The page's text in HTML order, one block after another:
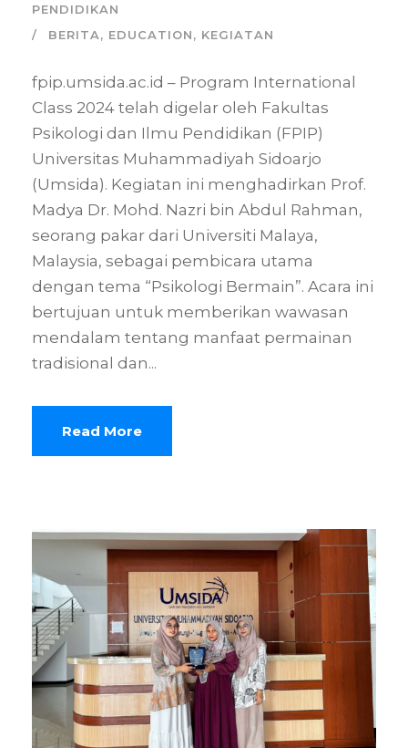
PENDIDIKAN
BERITA, EDUCATION, KEGIATAN
fpip.umsida.ac.id – Program International
Class 2024 telah digelar oleh Fakultas
Psikologi dan Ilmu Pendidikan (FPIP)
Universitas Muhammadiyah Sidoarjo
(Umsida). Kegiatan ini menghadirkan Prof.
Madya Dr. Mohd. Nazri bin Abdul Rahman,
seorang pakar dari Universiti Malaya,
Malaysia, sebagai pembicara utama
dengan tema “Psikologi Bermain”. Acara ini
bertujuan untuk memberikan wawasan
mendalam tentang manfaat permainan
tradisional dan...
Read More